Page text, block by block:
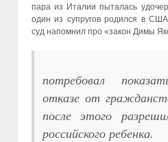
пара из Италии пыталась
один из супругов родился в
суд напомнил про «закон Димы
потребовал
отказе от
после этого
российского ребенка.